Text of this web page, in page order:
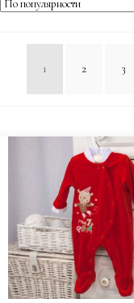
1 2 3